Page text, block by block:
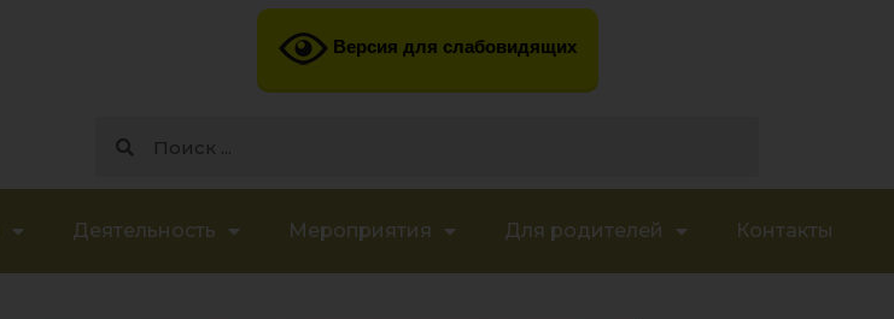
Версия для слабовидящих
Деятельность Мероприятия Для родителей Контакты